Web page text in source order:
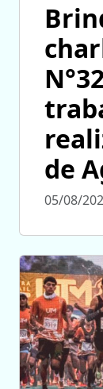
de
05/08/